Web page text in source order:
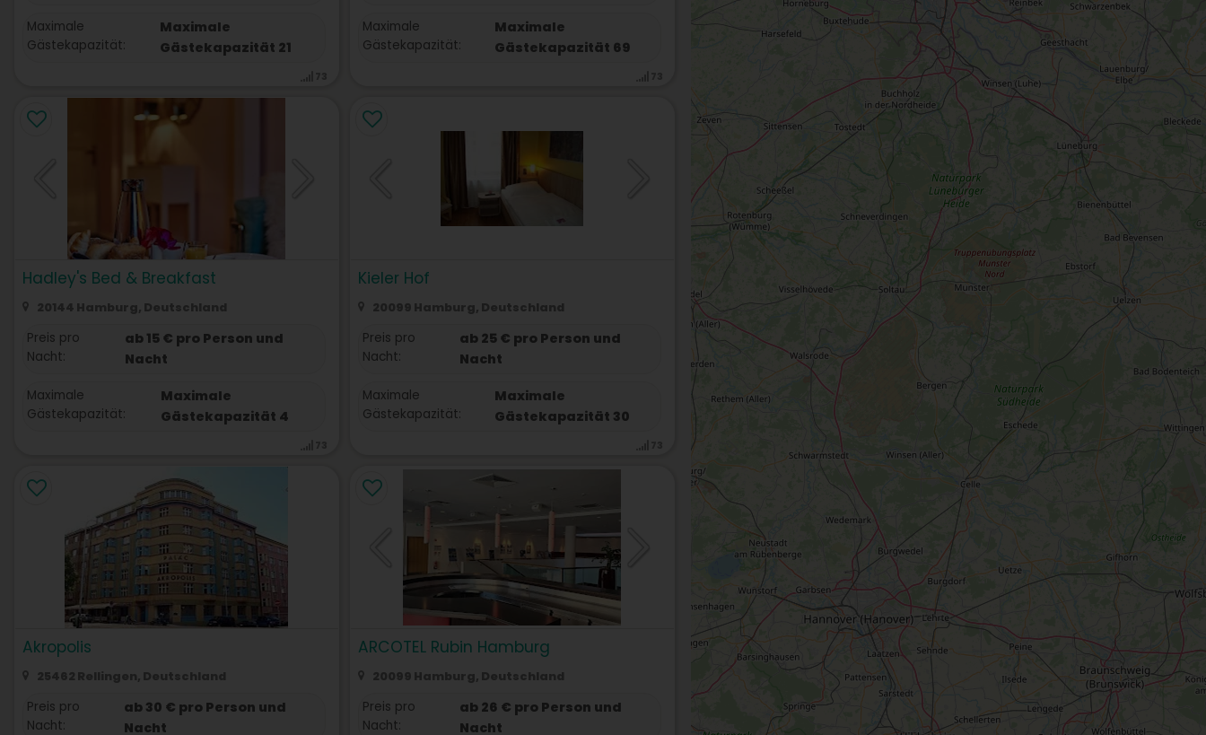
Maximale
Gästekapazität:
Maximale
Gästekapazität 21
Maximale
Gästekapazität:
Maximale
Gästekapazität 69
Hadley's Bed & Breakfast
20144 Hamburg, Deutschland
Preis pro
Nacht:
ab 15 € pro Person und
Nacht
Maximale
Gästekapazität:
Maximale
Gästekapazität 4
Kieler Hof
20099 Hamburg, Deutschland
Preis pro
Nacht:
ab 25 € pro Person und
Nacht
Maximale
Gästekapazität:
Maximale
Gästekapazität 30
Akropolis
25462 Rellingen, Deutschland
Preis pro
Nacht:
ab 30 € pro Person und
Nacht
ARCOTEL Rubin Hamburg
20099 Hamburg, Deutschland
Preis pro
Nacht:
ab 26 € pro Person und
Nacht